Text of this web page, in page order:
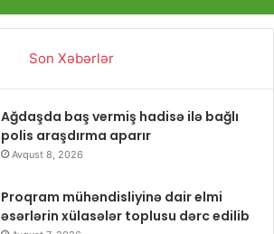
Son Xəbərlər
Ağdaşda baş vermiş hadisə ilə bağlı
polis araşdırma aparır
Avqust 8, 2026
Proqram mühəndisliyinə dair elmi
əsərlərin xülasələr toplusu dərc edilib